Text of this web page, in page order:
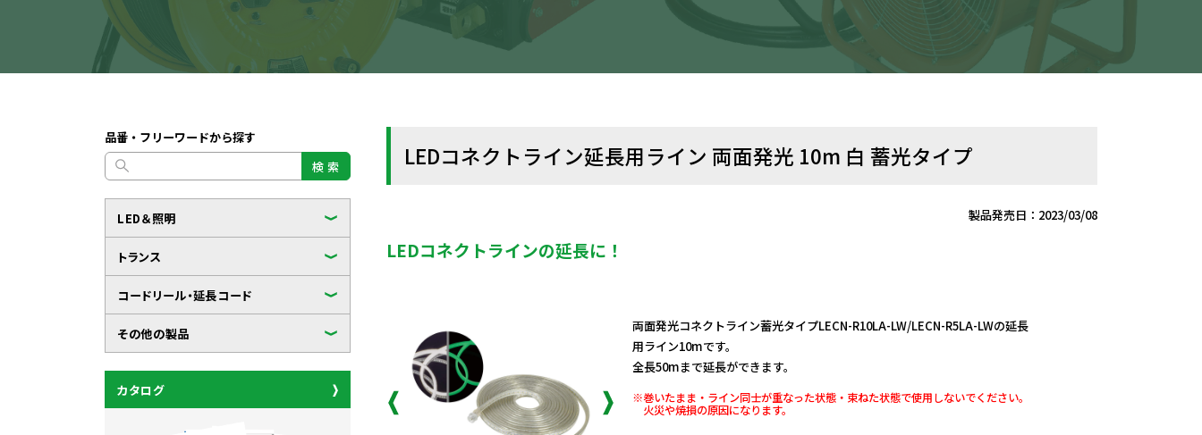
品番・フリーワードから探す
検 索
LED＆照明
トランス
コードリール・延長コード
その他の製品
カタログ
LEDコネクトライン延長用ライン 両面発光 10m 白 蓄光タイプ
製品発売日：2023/03/08
LEDコネクトラインの延長に！
両面発光コネクトライン蓄光タイプLECN-R10LA-LW/LECN-R5LA-LWの延長
用ライン10mです。
全長50mまで延長ができます。
※巻いたまま・ライン同士が重なった状態・束ねた状態で使用しないでください。
火災や焼損の原因になります。